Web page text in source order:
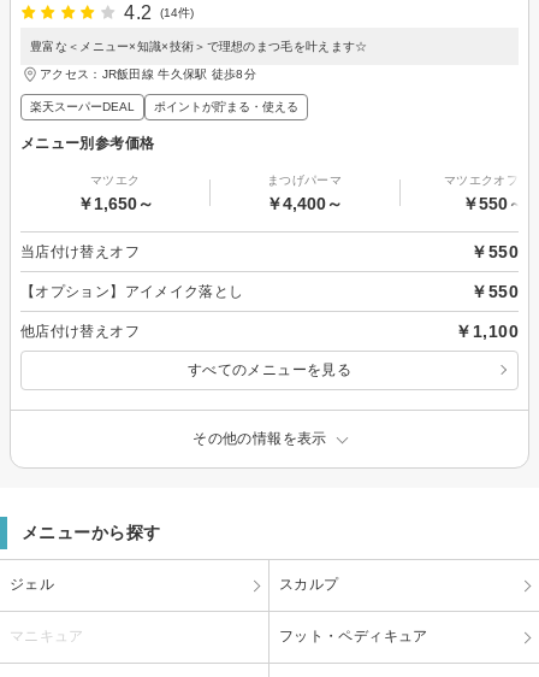
4.2
(14件)
豊富な＜メニュー×知識×技術＞で理想のまつ毛を叶えます☆
アクセス：JR飯田線 牛久保駅 徒歩8分
楽天スーパーDEAL ポイントが貯まる・使える
メニュー別参考価格
マツエク
￥1,650～
まつげパーマ
￥4,400～
マツエクオフの
￥550～
当店付け替えオフ ￥550
【オプション】アイメイク落とし ￥550
他店付け替えオフ ￥1,100
すべてのメニューを見る
その他の情報を表示
メニューから探す
ジェル スカルプ
マニキュア フット・ペディキュア